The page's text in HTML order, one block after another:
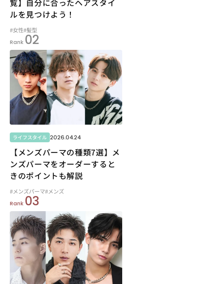
覧】自分に合ったヘアスタイ
ルを見つけよう！
#女性#髪型
Rank 02
ライフスタイル 2026.04.24
【メンズパーマの種類7選】メ
ンズパーマをオーダーすると
きのポイントも解説
#メンズパーマ#メンズ
Rank 03